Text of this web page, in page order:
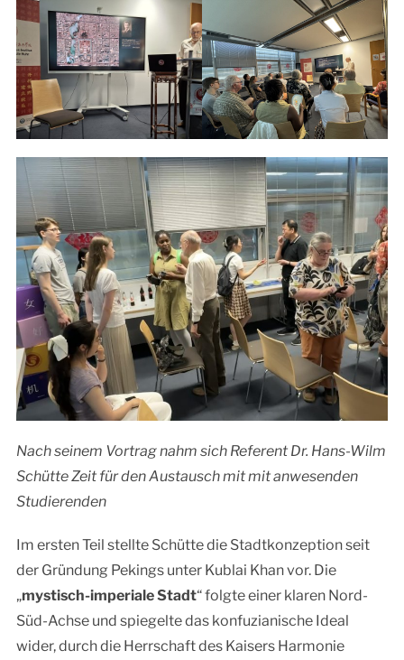
Nach seinem Vortrag nahm sich Referent Dr. Hans-Wilm
Schütte Zeit für den Austausch mit mit anwesenden
Studierenden
Im ersten Teil stellte Schütte die Stadtkonzeption seit
der Gründung Pekings unter Kublai Khan vor. Die
„mystisch-imperiale Stadt“ folgte einer klaren Nord-
Süd-Achse und spiegelte das konfuzianische Ideal
wider, durch die Herrschaft des Kaisers Harmonie